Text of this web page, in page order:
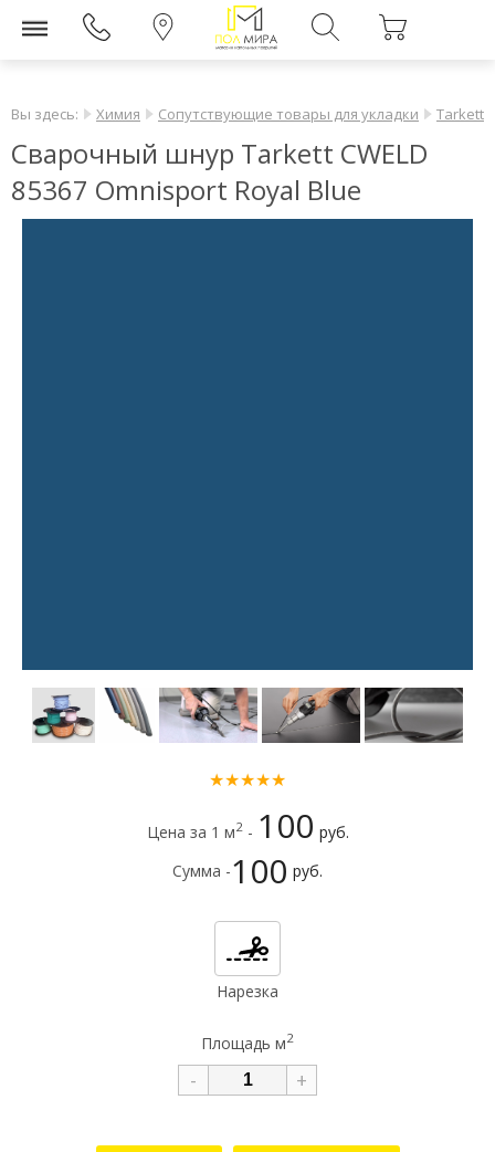
Вы здесь: Химия Сопутствующие товары для укладки Tarkett
Сварочный шнур Tarkett CWELD
85367 Omnisport Royal Blue
★★★★★
Цена за 1 м2- 100 руб.
Сумма -100 руб.
Нарезка
Площадь м2
- +